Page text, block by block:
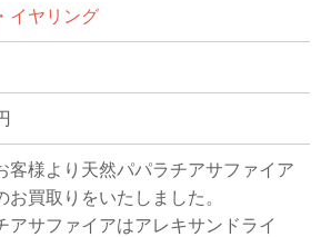
イヤリング
客様より天然パパラチアサファイア
お買取りをいたしました。
アサファイアはアレキサンドライ